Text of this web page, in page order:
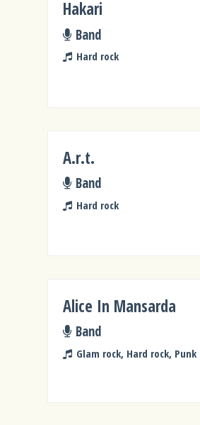
Hakari
Band
Hard rock
A.r.t.
Band
Hard rock
Alice In Mansarda
Band
Glam rock, Hard rock,